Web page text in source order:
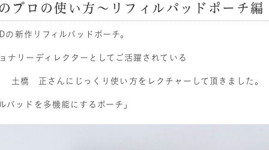
プロの使い方〜リフィルパッドポーチ編
の新作リフィルパッドポーチ。
ナリーディレクターとしてご活躍されている
橋 正さんにじっくり使い方をレクチャーして頂きました。
パッドを多機能にするポーチ」